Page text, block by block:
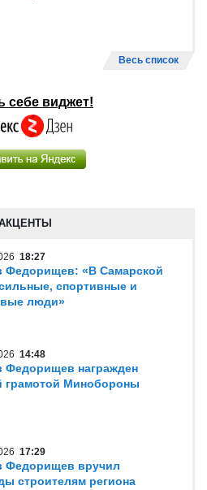
Весь список
себе виджет!
18:27
Федорищев: «В Самарской
спортивные и
люди»
14:48
Федорищев награжден
грамотой Минобороны
17:29
Федорищев вручил
строителям региона